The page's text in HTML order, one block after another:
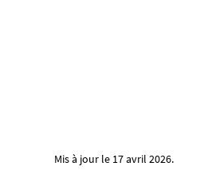
Mis à jour le 17 avril 2026.